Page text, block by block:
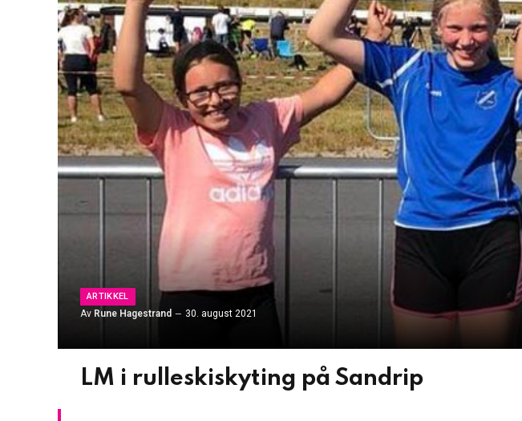
ARTIKKEL
Av Rune Hagestrand 30. august 2021
LM i rulleskiskyting på Sandrip